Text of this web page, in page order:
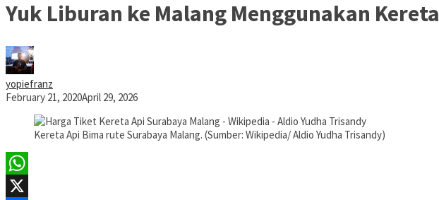
Yuk Liburan ke Malang Menggunakan Kereta
yopiefranz
February 21, 2020April 29, 2026
Kereta Api Bima rute Surabaya Malang. (Sumber: Wikipedia/ Aldio Yudha Trisandy)
WhatsApp